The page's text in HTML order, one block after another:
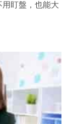
盯盤，也能大